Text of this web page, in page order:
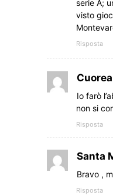
serie A;
visto
Risposta
Io farò
non si
Risposta
Santa
Bravo ,
Risposta